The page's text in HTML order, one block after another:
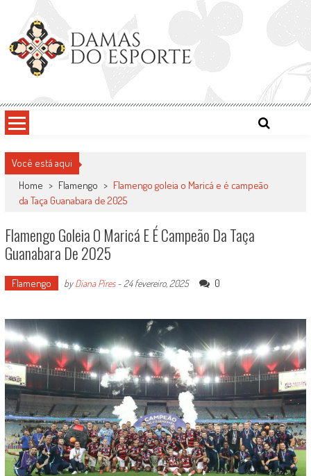
content
Damas do Esporte
Você está aqui
Home > Flamengo > Flamengo goleia o Maricá e é campeão
da Taça Guanabara de 2025
Flamengo Goleia O Maricá E É Campeão Da Taça
Guanabara De 2025
Flamengo byDiana Pires- 24 fevereiro, 2025 0